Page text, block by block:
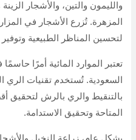
والليمون والتين، والأشجار
المزهرة. تُزرع الأشجار في
لتحسين المناظر الطبيعية وتوفير
تعتبر الموارد المائية أمرًا
السعودية. تُستخدم تقنيات الري
بالتنقيط والري بالرش لتحقيق
المتاحة وتحقيق الاستدامة.
بشكل عام، زراعة النخيل